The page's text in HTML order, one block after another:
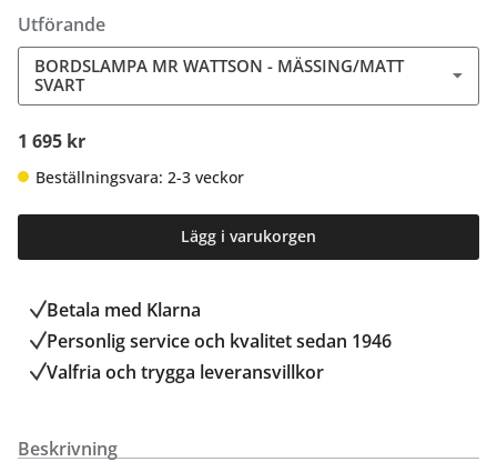
Utförande
BORDSLAMPA MR WATTSON - MÄSSING/MATT
SVART
1 695 kr
Beställningsvara: 2-3 veckor
Lägg i varukorgen
Betala med Klarna
Personlig service och kvalitet sedan 1946
Valfria och trygga leveransvillkor
Beskrivning